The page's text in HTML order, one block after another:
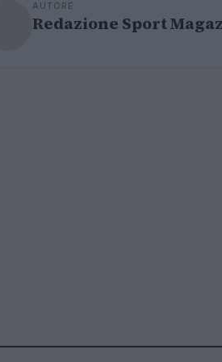
AUTORE
Redazione Sport